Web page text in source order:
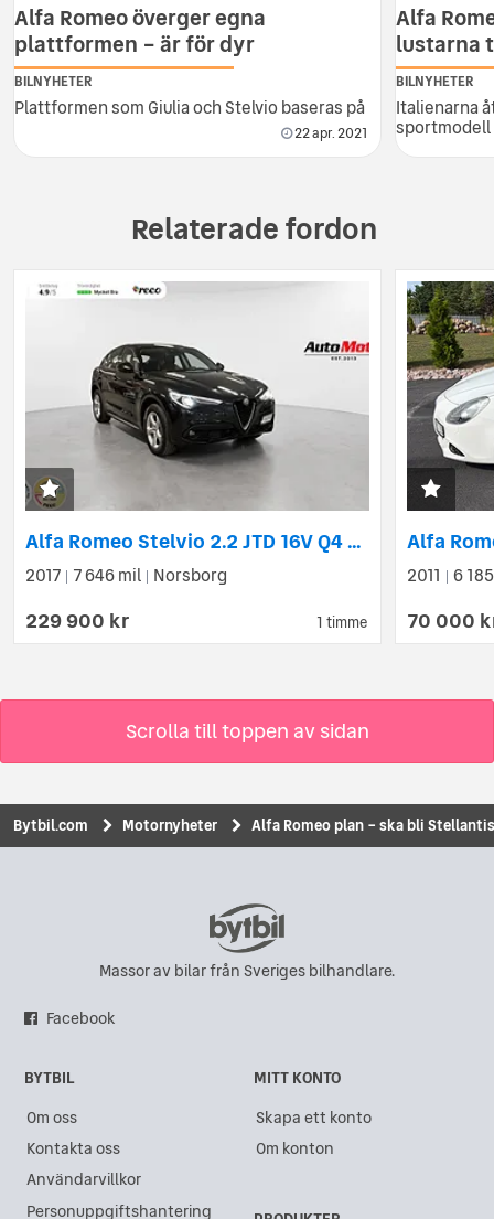
Alfa Romeo överger egna
plattformen – är för dyr
BILNYHETER
Plattformen som Giulia och Stelvio baseras på
22 apr. 2021
Alfa
lustarna
BILNYHETER
Italienarna
sportmodell
Relaterade fordon
1 timme
Alfa Romeo Stelvio 2.2 JTD 16V Q4 210hk Nybytt kamrem/En ägare
2017 7 646 mil Norsborg
229 900 kr
Alfa
2011 6
70 000
Scrolla till toppen av sidan
Bytbil.com Motornyheter Alfa Romeo plan – ska bli
Massor av bilar från Sveriges bilhandlare.
Facebook
BYTBIL
Om oss
Kontakta oss
Användarvillkor
Personuppgiftshantering
MITT KONTO
Skapa ett konto
Om konton